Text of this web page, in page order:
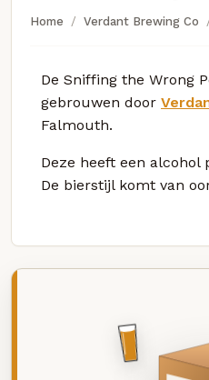
Home Verdant Brewing Co
De Sniffing the Wrong
gebrouwen door
Falmouth.
Deze heeft een alcohol
De bierstijl komt van